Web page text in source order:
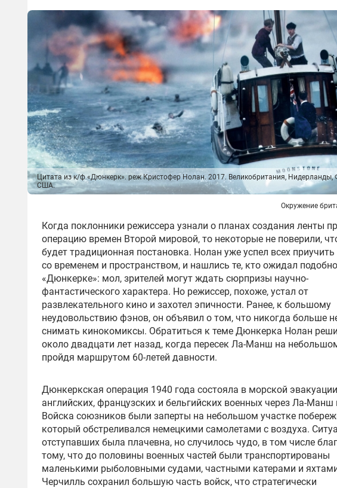
Цитата из к/ф «Дюнкерк». реж Кристофер Нолан. 2017. Великобритания, Нидерланды,
США.
Окружение
Когда поклонники режиссера узнали о планах создания ленты
операцию времен Второй мировой, то некоторые не поверили,
будет традиционная постановка. Нолан уже успел всех
со временем и пространством, и нашлись те, кто ожидал
«Дюнкерке»: мол, зрителей могут ждать сюрпризы научно-
фантастического характера. Но режиссер, похоже, устал от
развлекательного кино и захотел эпичности. Ранее, к большому
неудовольствию фэнов, он объявил о том, что никогда больше
снимать кинокомиксы. Обратиться к теме Дюнкерка Нолан
около двадцати лет назад, когда пересек Ла-Манш на
пройдя маршрутом 60-летей давности.
Дюнкеркская операция 1940 года состояла в морской эвакуации
английских, французских и бельгийских военных через Ла-
Войска союзников были заперты на небольшом участке
который обстреливался немецкими самолетами с воздуха.
отступавших была плачевна, но случилось чудо, в том числе
тому, что до половины военных частей были транспортированы
маленькими рыболовными судами, частными катерами и
Черчилль сохранил большую часть войск, что стратегически